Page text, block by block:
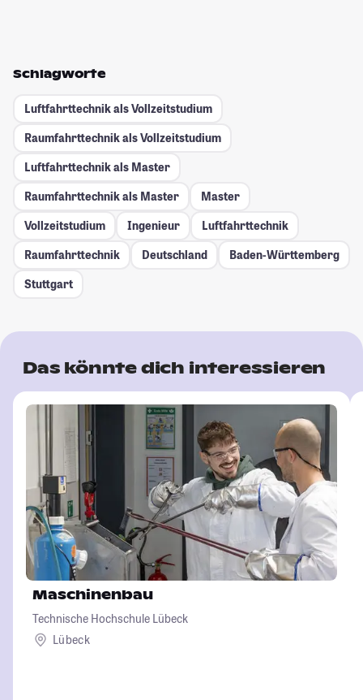
Schlagworte
Luftfahrttechnik als Vollzeitstudium
Raumfahrttechnik als Vollzeitstudium
Luftfahrttechnik als Master
Raumfahrttechnik als Master
Master
Vollzeitstudium
Ingenieur
Luftfahrttechnik
Raumfahrttechnik
Deutschland
Baden-Württemberg
Stuttgart
Das könnte dich interessieren
Maschinenbau
Technische Hochschule Lübeck
Lübeck